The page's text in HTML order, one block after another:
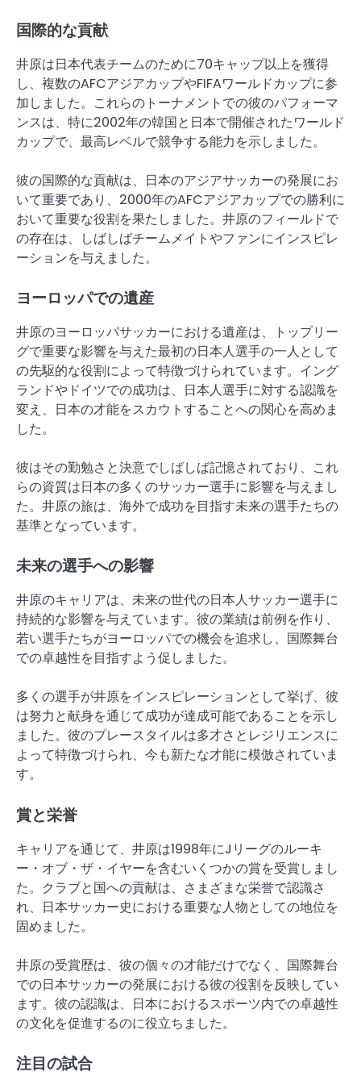
国際的な貢献
井原は日本代表チームのために70キャップ以上を獲得
し、複数のAFCアジアカップやFIFAワールドカップに参
加しました。これらのトーナメントでの彼のパフォーマ
ンスは、特に2002年の韓国と日本で開催されたワールド
カップで、最高レベルで競争する能力を示しました。
彼の国際的な貢献は、日本のアジアサッカーの発展にお
いて重要であり、2000年のAFCアジアカップでの勝利に
おいて重要な役割を果たしました。井原のフィールドで
の存在は、しばしばチームメイトやファンにインスピレ
ーションを与えました。
ヨーロッパでの遺産
井原のヨーロッパサッカーにおける遺産は、トップリー
グで重要な影響を与えた最初の日本人選手の一人として
の先駆的な役割によって特徴づけられています。イング
ランドやドイツでの成功は、日本人選手に対する認識を
変え、日本の才能をスカウトすることへの関心を高めま
した。
彼はその勤勉さと決意でしばしば記憶されており、これ
らの資質は日本の多くのサッカー選手に影響を与えまし
た。井原の旅は、海外で成功を目指す未来の選手たちの
基準となっています。
未来の選手への影響
井原のキャリアは、未来の世代の日本人サッカー選手に
持続的な影響を与えています。彼の業績は前例を作り、
若い選手たちがヨーロッパでの機会を追求し、国際舞台
での卓越性を目指すよう促しました。
多くの選手が井原をインスピレーションとして挙げ、彼
は努力と献身を通じて成功が達成可能であることを示し
ました。彼のプレースタイルは多才さとレジリエンスに
よって特徴づけられ、今も新たな才能に模倣されていま
す。
賞と栄誉
キャリアを通じて、井原は1998年にJリーグのルーキ
ー・オブ・ザ・イヤーを含むいくつかの賞を受賞しまし
た。クラブと国への貢献は、さまざまな栄誉で認識さ
れ、日本サッカー史における重要な人物としての地位を
固めました。
井原の受賞歴は、彼の個々の才能だけでなく、国際舞台
での日本サッカーの発展における彼の役割を反映してい
ます。彼の認識は、日本におけるスポーツ内での卓越性
の文化を促進するのに役立ちました。
注目の試合